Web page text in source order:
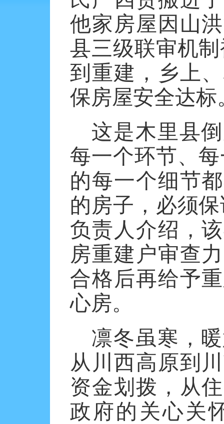
他家房屋因山
县三级联审机
到重建，乡上
保房屋安全达标
这是木里县
每一个环节、
的每一个细节
的房子，必须
负责人介绍，
房重建户审查
合格后再给予
心房。
凛冬虽寒，
从川西高原到
资金划拨，从
政府的关心关